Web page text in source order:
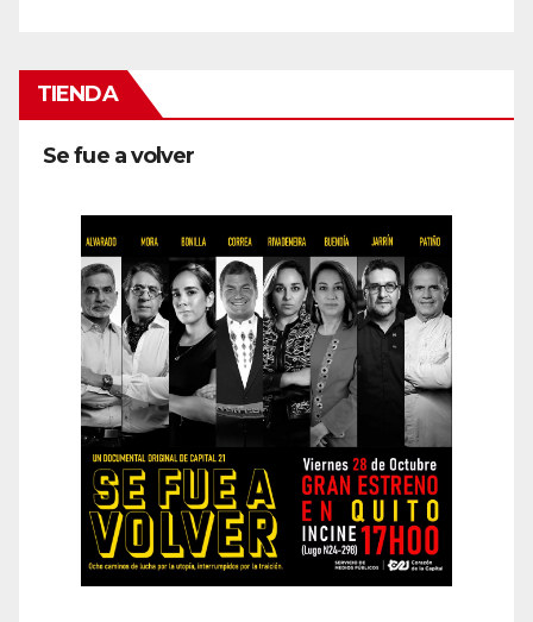
TIENDA
Se fue a volver